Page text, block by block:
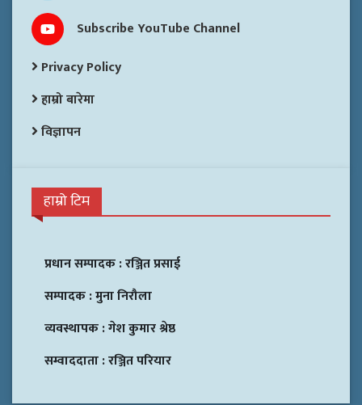
Subscribe YouTube Channel
Privacy Policy
हाम्रो बारेमा
विज्ञापन
हाम्रो टिम
प्रधान सम्पादक :रञ्जित प्रसाई
सम्पादक :मुना निरौला
व्यवस्थापक :गेश कुमार श्रेष्ठ
सम्वाददाता :रञ्जित परियार